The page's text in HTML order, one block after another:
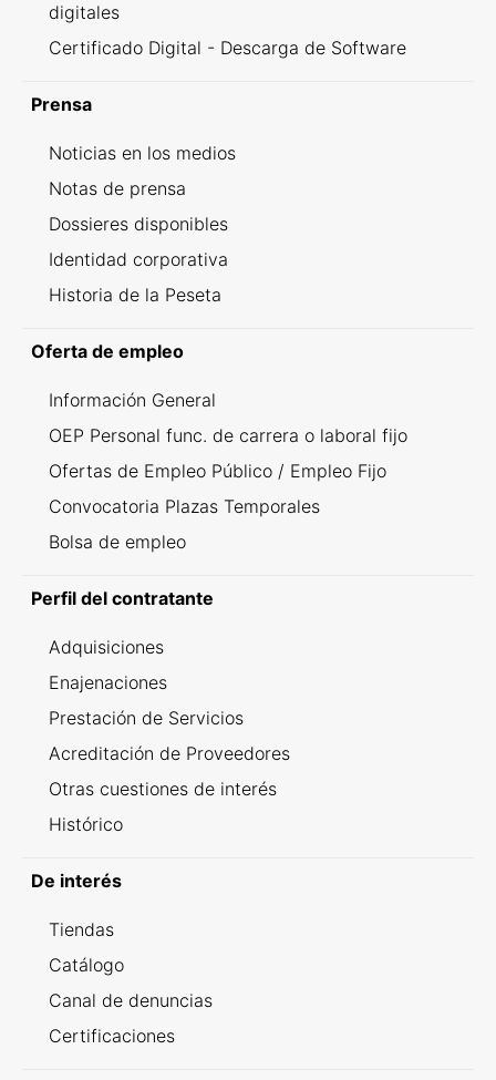
digitales
Certificado Digital - Descarga de Software
Prensa
Noticias en los medios
Notas de prensa
Dossieres disponibles
Identidad corporativa
Historia de la Peseta
Oferta de empleo
Información General
OEP Personal func. de carrera o laboral fijo
Ofertas de Empleo Público / Empleo Fijo
Convocatoria Plazas Temporales
Bolsa de empleo
Perfil del contratante
Adquisiciones
Enajenaciones
Prestación de Servicios
Acreditación de Proveedores
Otras cuestiones de interés
Histórico
De interés
Tiendas
Catálogo
Canal de denuncias
Certificaciones